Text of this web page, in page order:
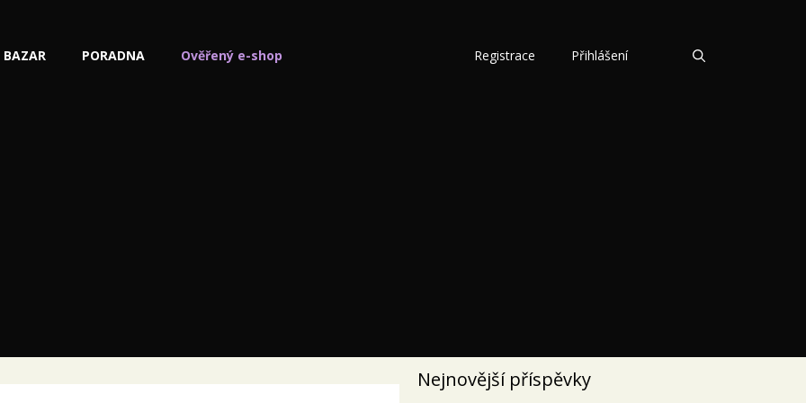
BAZAR PORADNA Ověřený e-shop Registrace Přihlášení
Nejnovější příspěvky